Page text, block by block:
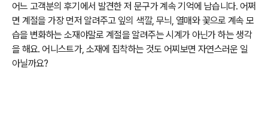
어느 고객분의 후기에서 발견한 저 문구가 계속 기억에 남습니다. 어쩌
면 계절을 가장 먼저 알려주고 잎의 색깔, 무늬, 열매와 꽃으로 계속 모
습을 변화하는 소재야말로 계절을 알려주는 시계가 아닌가 하는 생각
을 해요. 어니스트가, 소재에 집착하는 것도 어찌보면 자연스러운 일
아닐까요?